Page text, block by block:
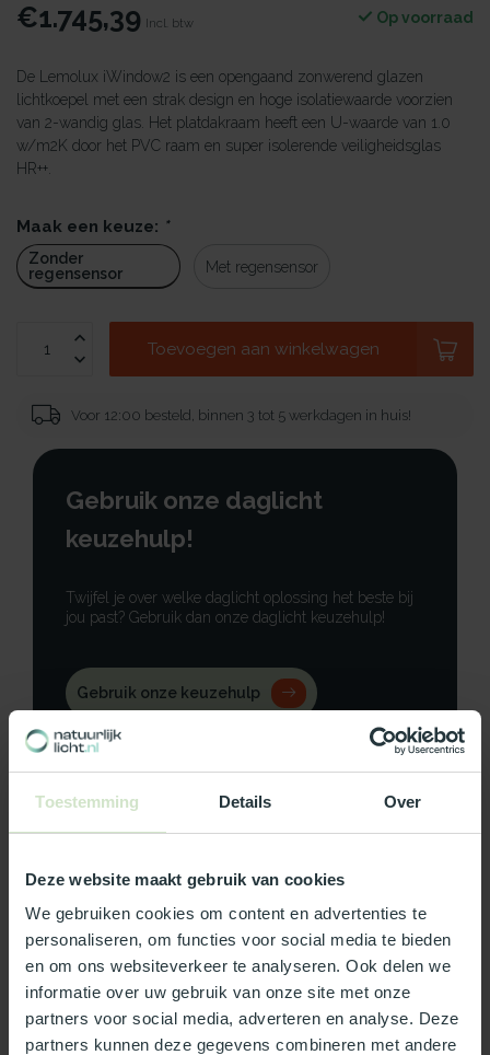
Toestemming Details Over
Deze website maakt gebruik van cookies
We gebruiken cookies om content en advertenties te
personaliseren, om functies voor social media te bieden
en om ons websiteverkeer te analyseren. Ook delen we
informatie over uw gebruik van onze site met onze
partners voor social media, adverteren en analyse. Deze
partners kunnen deze gegevens combineren met andere
€1.745,39 Incl. btw Op voorraad
De Lemolux iWindow2 is een opengaand zonwerend glazen
lichtkoepel met een strak design en hoge isolatiewaarde voorzien
van 2-wandig glas. Het platdakraam heeft een U-waarde van 1.0
w/m2K door het PVC raam en super isolerende veiligheidsglas
HR++.
Maak een keuze: *
Zonder
regensensor
Met regensensor
Toevoegen aan winkelwagen
Voor 12:00 besteld, binnen 3 tot 5 werkdagen in huis!
Gebruik onze daglicht
keuzehulp!
Twijfel je over welke daglicht oplossing het beste bij
jou past? Gebruik dan onze daglicht keuzehulp!
Gebruik onze keuzehulp
Neem contact op
Productomschrijving
Specificaties
Reviews